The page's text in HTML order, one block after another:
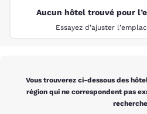
Aucun hôtel trouvé pour
Essayez d’ajuster
Vous trouverez ci-dessous des
région qui ne correspondent pas